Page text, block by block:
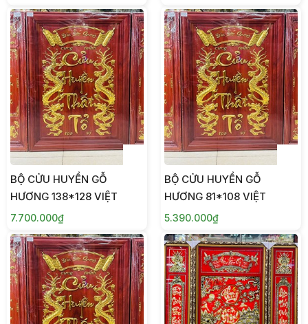
BỘ CỬU HUYỀN GỖ
HƯƠNG 138*128 VIỆT
7.700.000₫
BỘ CỬU HUYỀN GỖ
HƯƠNG 81*108 VIỆT
5.390.000₫